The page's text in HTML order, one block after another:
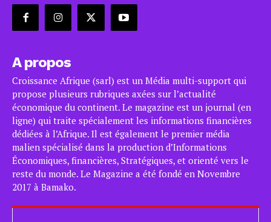
A propos
Croissance Afrique (sarl) est un Média multi-support qui
propose plusieurs rubriques axées sur l’actualité
économique du continent. Le magazine est un journal (en
ligne) qui traite spécialement les informations financières
dédiées à l’Afrique. Il est également le premier média
malien spécialisé dans la production d’Informations
Économiques, financières, Stratégiques, et orienté vers le
reste du monde. Le Magazine a été fondé en Novembre
2017 à Bamako.